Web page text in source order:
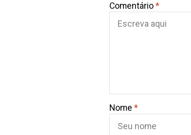
Comentário*
Nome *